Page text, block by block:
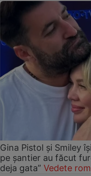
Gina Pistol și Smiley
pe șantier au făcut
deja gata” Vedete